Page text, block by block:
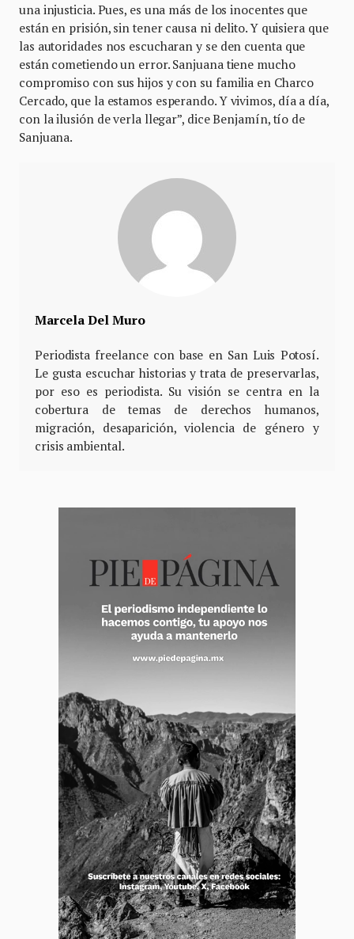
una injusticia. Pues, es una más de los inocentes que
están en prisión, sin tener causa ni delito. Y quisiera que
las autoridades nos escucharan y se den cuenta que
están cometiendo un error. Sanjuana tiene mucho
compromiso con sus hijos y con su familia en Charco
Cercado, que la estamos esperando. Y vivimos, día a día,
con la ilusión de verla llegar”, dice Benjamín, tío de
Sanjuana.
Marcela Del Muro
Periodista freelance con base en San Luis Potosí.
Le gusta escuchar historias y trata de preservarlas,
por eso es periodista. Su visión se centra en la
cobertura de temas de derechos humanos,
migración, desaparición, violencia de género y
crisis ambiental.